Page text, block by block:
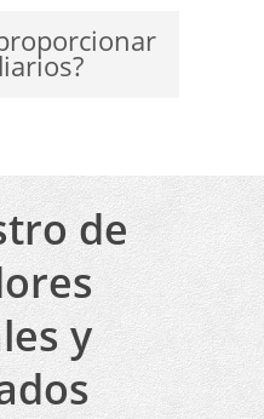
centro de
de
y